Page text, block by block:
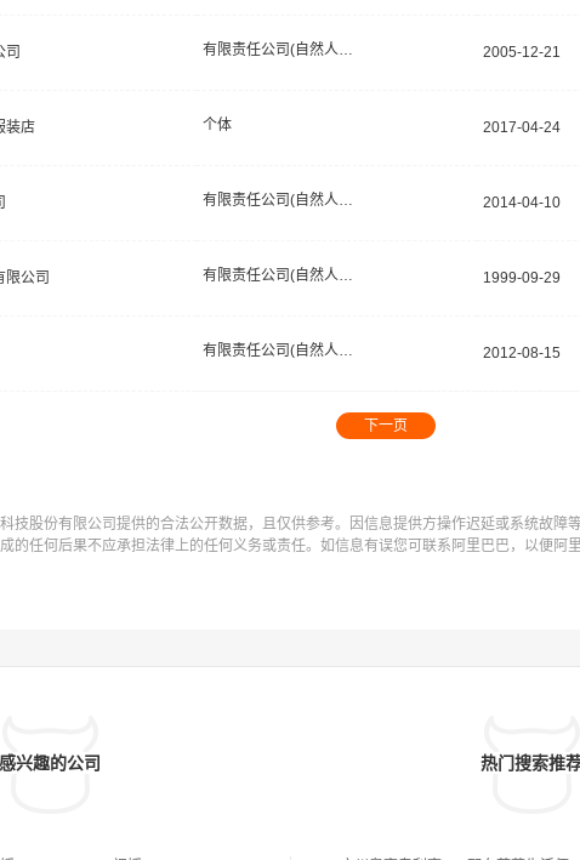
司 有限责任公司(自然人投资或控股) 2005-12-21
装店 个体 2017-04-24
有限责任公司(自然人投资或控股) 2014-04-10
公司 有限责任公司(自然人投资或控股) 1999-09-29
有限责任公司(自然人投资或控股) 2012-08-15
下一页
技股份有限公司提供的合法公开数据，且仅供参考。因信息提供方操作迟延或系统故障
的任何后果不应承担法律上的任何义务或责任。如信息有误您可联系阿里巴巴，以便阿
感兴趣的公司 热门搜索推